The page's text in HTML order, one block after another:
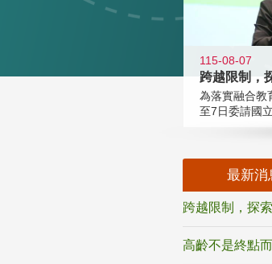
115-08-07
為落實融合教
至7日委請國
最新消
跨越限制，探
高齡不是終點